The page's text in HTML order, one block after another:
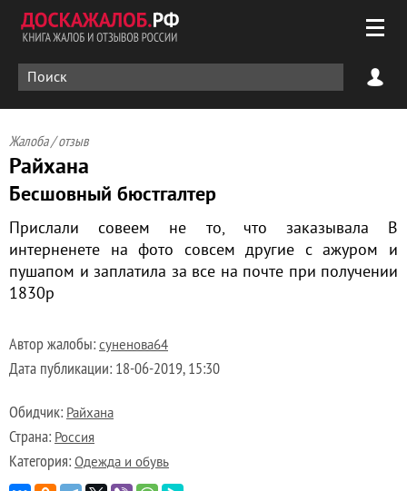
Жалоба / отзыв
Райхана
Бесшовный бюстгалтер
Прислали совеем не то, что заказывала В
интерненете на фото совсем другие с ажуром и
пушапом и заплатила за все на почте при получении
1830р
Автор жалобы: суненова64
Дата публикации: 18-06-2019, 15:30
Обидчик: Райхана
Страна: Россия
Категория: Одежда и обувь